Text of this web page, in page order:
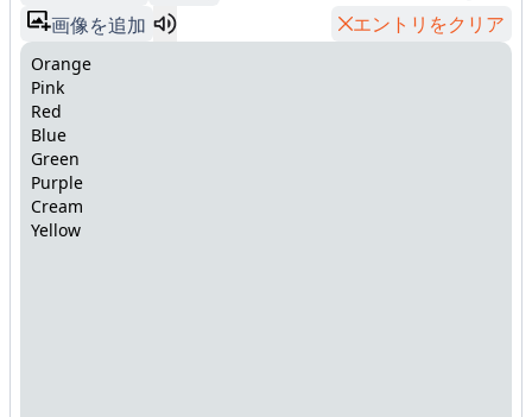
画像を追加
エントリをクリア
Orange
Pink
Red
Blue
Green
Purple
Cream
Yellow